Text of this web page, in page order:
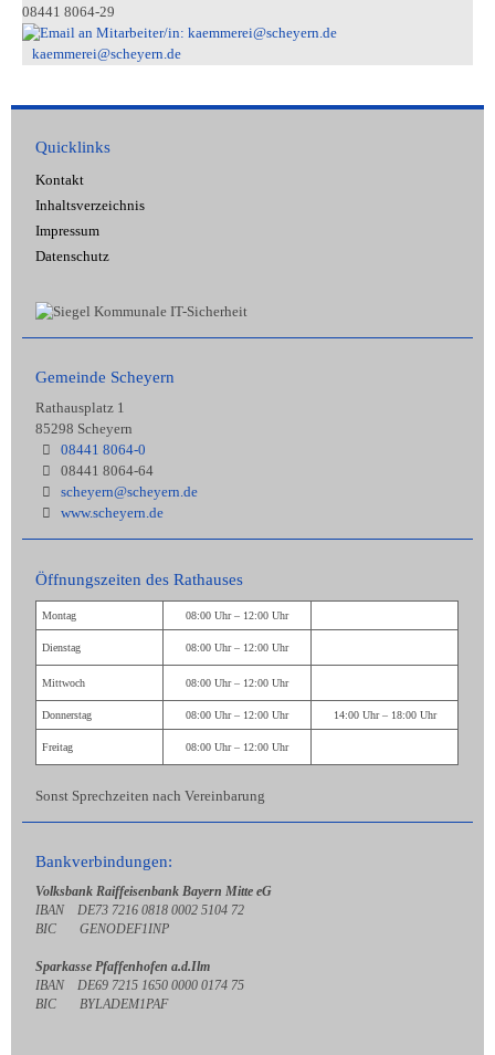
08441 8064-29
kaemmerei@scheyern.de
Quicklinks
Kontakt
Inhaltsverzeichnis
Impressum
Datenschutz
Gemeinde Scheyern
Rathausplatz 1
85298 Scheyern
08441 8064-0
08441 8064-64
scheyern@scheyern.de
www.scheyern.de
Öffnungszeiten des Rathauses
Montag 08:00 Uhr – 12:00 Uhr
Dienstag 08:00 Uhr – 12:00 Uhr
Mittwoch 08:00 Uhr – 12:00 Uhr
Donnerstag 08:00 Uhr – 12:00 Uhr 14:00 Uhr – 18:00 Uhr
Freitag 08:00 Uhr – 12:00 Uhr
Sonst Sprechzeiten nach Vereinbarung
Bankverbindungen:
Volksbank Raiffeisenbank Bayern Mitte eG
IBAN DE73 7216 0818 0002 5104 72
BIC GENODEF1INP
Sparkasse Pfaffenhofen a.d.Ilm
IBAN DE69 7215 1650 0000 0174 75
BIC BYLADEM1PAF